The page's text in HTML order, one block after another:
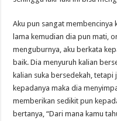
Aku pun sangat membencinya
lama kemudian dia pun mati,
menguburnya, aku berkata
baik. Dia menyuruh kalian
kalian suka bersedekah, tetapi
kepadanya maka dia
memberikan sedikit pun
bertanya, “Dari mana kamu